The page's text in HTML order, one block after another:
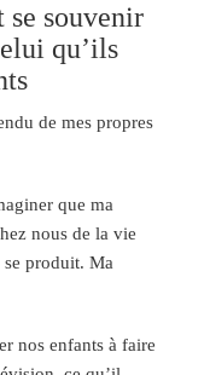
se souvenir
qu’ils
de mes propres
que ma
nous de la vie
produit. Ma
nos enfants à faire